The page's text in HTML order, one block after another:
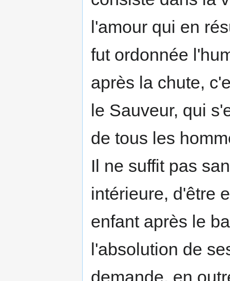
l'amour qui en
fut ordonnée
après la chute,
le Sauveur, qui
de tous les
Il ne suffit pas
intérieure, d'être
enfant après le
l'absolution de